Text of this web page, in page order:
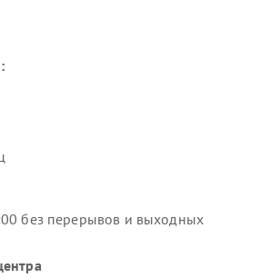
без перерывов и выходных